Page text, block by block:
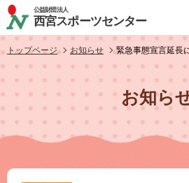
公益財団法人
西宮スポーツセンター
トップページ お知らせ 緊急事態宣言延長
お知ら
ログイン
ID（メールアドレス）
パスワード